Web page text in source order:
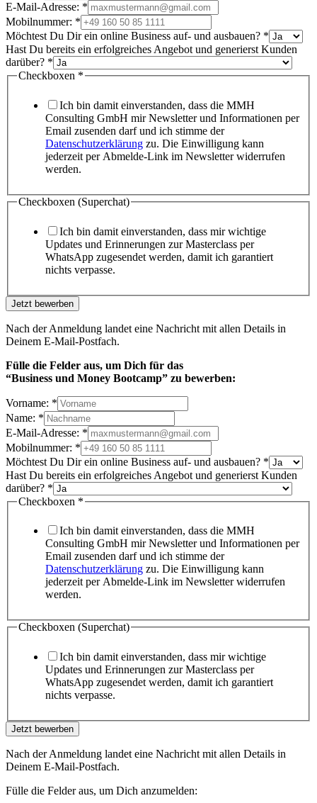
E-Mail-Adresse: *
Mobilnummer: *
Möchtest Du Dir ein online Business auf- und ausbauen? *
Hast Du bereits ein erfolgreiches Angebot und generierst Kunden
darüber? *
Checkboxen *
Ich bin damit einverstanden, dass die MMH
Consulting GmbH mir Newsletter und Informationen per
Email zusenden darf und ich stimme der
Datenschutzerklärung zu. Die Einwilligung kann
jederzeit per Abmelde-Link im Newsletter widerrufen
werden.
Checkboxen (Superchat)
Ich bin damit einverstanden, dass mir wichtige
Updates und Erinnerungen zur Masterclass per
WhatsApp zugesendet werden, damit ich garantiert
nichts verpasse.
Jetzt bewerben
Nach der Anmeldung landet eine Nachricht mit allen Details in
Deinem E-Mail-Postfach.
Fülle die Felder aus, um Dich für das
“Business und Money Bootcamp” zu bewerben:
Vorname: *
Name: *
E-Mail-Adresse: *
Mobilnummer: *
Möchtest Du Dir ein online Business auf- und ausbauen? *
Hast Du bereits ein erfolgreiches Angebot und generierst Kunden
darüber? *
Checkboxen *
Ich bin damit einverstanden, dass die MMH
Consulting GmbH mir Newsletter und Informationen per
Email zusenden darf und ich stimme der
Datenschutzerklärung zu. Die Einwilligung kann
jederzeit per Abmelde-Link im Newsletter widerrufen
werden.
Checkboxen (Superchat)
Ich bin damit einverstanden, dass mir wichtige
Updates und Erinnerungen zur Masterclass per
WhatsApp zugesendet werden, damit ich garantiert
nichts verpasse.
Jetzt bewerben
Nach der Anmeldung landet eine Nachricht mit allen Details in
Deinem E-Mail-Postfach.
Fülle die Felder aus, um Dich anzumelden: